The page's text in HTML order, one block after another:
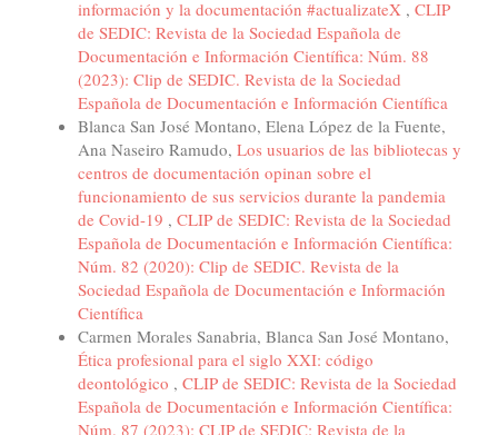
información y la documentación #actualizateX , CLIP
de SEDIC: Revista de la Sociedad Española de
Documentación e Información Científica: Núm. 88
(2023): Clip de SEDIC. Revista de la Sociedad
Española de Documentación e Información Científica
Blanca San José Montano, Elena López de la Fuente,
Ana Naseiro Ramudo, Los usuarios de las bibliotecas y
centros de documentación opinan sobre el
funcionamiento de sus servicios durante la pandemia
de Covid-19 , CLIP de SEDIC: Revista de la Sociedad
Española de Documentación e Información Científica:
Núm. 82 (2020): Clip de SEDIC. Revista de la
Sociedad Española de Documentación e Información
Científica
Carmen Morales Sanabria, Blanca San José Montano,
Ética profesional para el siglo XXI: código
deontológico , CLIP de SEDIC: Revista de la Sociedad
Española de Documentación e Información Científica:
Núm. 87 (2023): CLIP de SEDIC: Revista de la